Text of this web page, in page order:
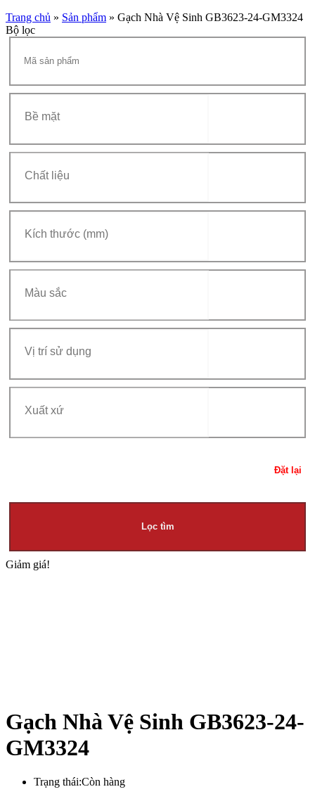
Trang chủ » Sản phẩm » Gạch Nhà Vệ Sinh GB3623-24-GM3324
Bộ lọc
Đặt lại
Lọc tìm
Giảm giá!
Gạch Nhà Vệ Sinh GB3623-24-
GM3324
Trạng thái:Còn hàng